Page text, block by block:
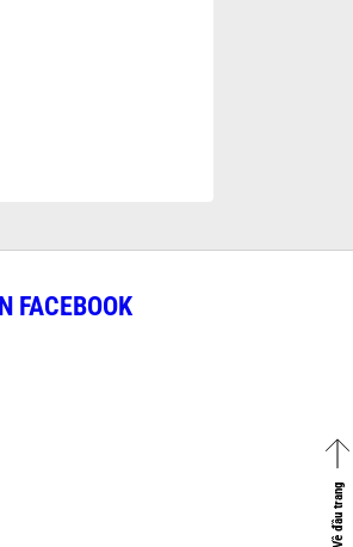
FACEBOOK
Về đầu trang